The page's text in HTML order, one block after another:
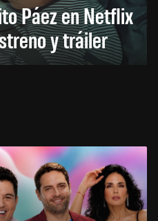
Páez en Netflix
y tráiler